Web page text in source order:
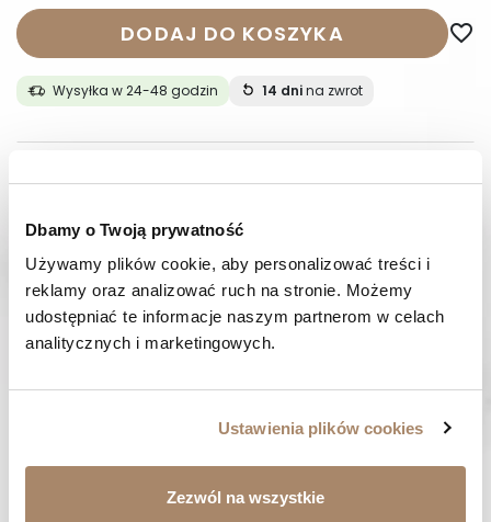
Dbamy o Twoją prywatność
Używamy plików cookie, aby personalizować treści i
reklamy oraz analizować ruch na stronie. Możemy
udostępniać te informacje naszym partnerom w celach
analitycznych i marketingowych.
Ustawienia plików cookies
Zezwól na wszystkie
DODAJ DO KOSZYKA favorite_border
Wysyłka w 24-48 godzin 14 dnina zwrot
SKŁAD I MATERIAŁ
SPOSOBY PŁATNOŚCI
OPINIE (0)
Pracujemy od poniedziałku do piątku. Od godziny 9:00 do
SZYBKA WYSYŁKA
Zamówienia wysyłamy w ciągu 1-2 dni